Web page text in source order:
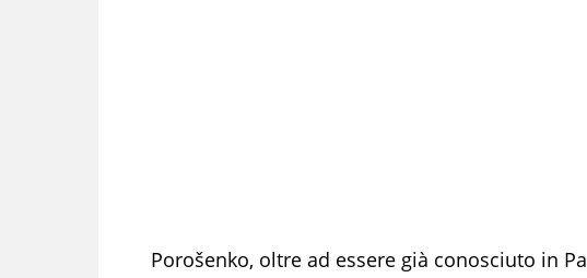
Porošenko, oltre ad essere già conosciuto in